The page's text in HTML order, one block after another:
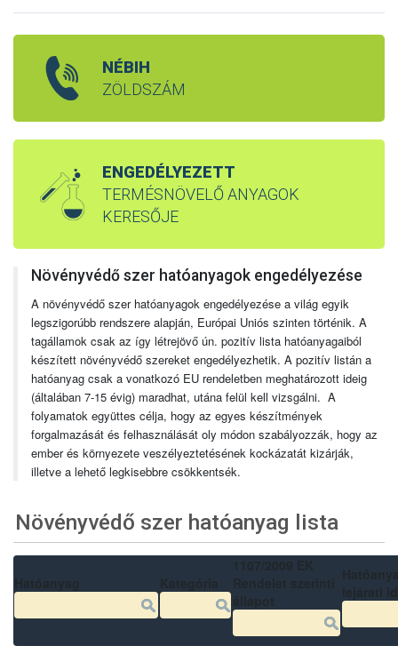
NÉBIH
ZÖLDSZÁM
ENGEDÉLYEZETT
TERMÉSNÖVELŐ ANYAGOK
KERESŐJE
Növényvédő szer hatóanyagok engedélyezése
A növényvédő szer hatóanyagok engedélyezése a világ egyik
legszigorúbb rendszere alapján, Európai Uniós szinten történik. A
tagállamok csak az így létrejövő ún. pozitív lista hatóanyagaiból
készített növényvédő szereket engedélyezhetik. A pozitív listán a
hatóanyag csak a vonatkozó EU rendeletben meghatározott ideig
(általában 7-15 évig) maradhat, utána felül kell vizsgálni. A
folyamatok együttes célja, hogy az egyes készítmények
forgalmazását és felhasználását oly módon szabályozzák, hogy az
ember és környezete veszélyeztetésének kockázatát kizárják,
illetve a lehető legkisebbre csökkentsék.
Növényvédő szer hatóanyag lista